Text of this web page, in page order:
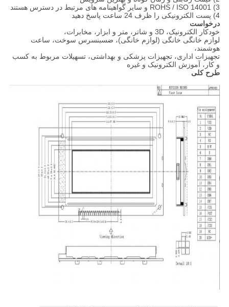
3) ROHS / ISO 14001 و سایر گواهینامه های مرتبط در دسترس هستند
4) پست الکترونیکی را ظرف 24 ساعت پاسخ دهید
درخواست
خودکار الکترونیک، 3D و شاتر، متر و ابزار، مخابرات،
لوازم خانگی خانگی (لوازم خانگی)، ضسبنسرس سوخت، ساعت
هوشمند،
تجهیزات اداری، تجهیزات پزشکی و بهداشتی، تسهیلات مربوط به کسب
و کار، آموزش الکترونیک و غیره
طرح کلی